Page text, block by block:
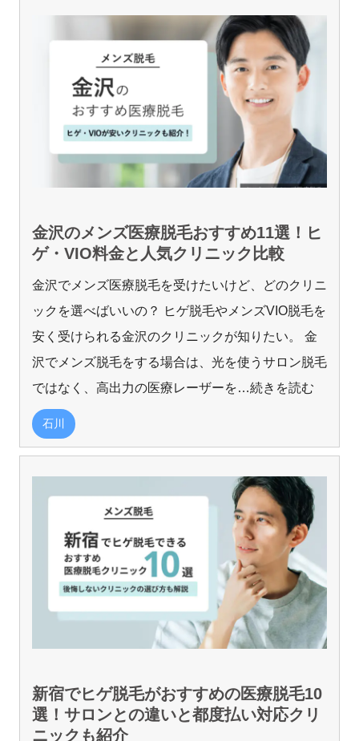
金沢のメンズ医療脱毛おすすめ11選！ヒ
ゲ・VIO料金と人気クリニック比較
金沢でメンズ医療脱毛を受けたいけど、どのクリニ
ックを選べばいいの？ ヒゲ脱毛やメンズVIO脱毛を
安く受けられる金沢のクリニックが知りたい。 金
沢でメンズ脱毛をする場合は、光を使うサロン脱毛
ではなく、高出力の医療レーザーを…続きを読む
石川
新宿でヒゲ脱毛がおすすめの医療脱毛10
選！サロンとの違いと都度払い対応クリ
ニックも紹介